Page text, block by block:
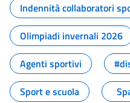
Indennità collaboratori
Olimpiadi invernali 2026
Agenti sportivi
Sport e scuola